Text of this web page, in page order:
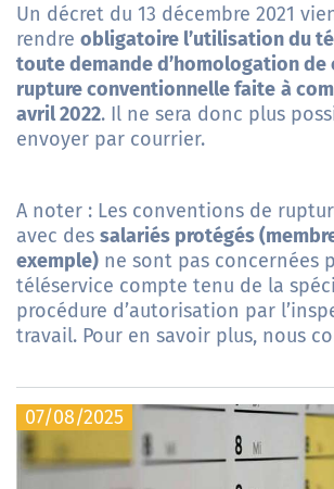
Un décret du 13 décembre 2021
rendre obligatoire l’utilisation du
toute demande d’homologation de
rupture conventionnelle faite à
avril 2022. Il ne sera donc plus
envoyer par courrier.
A noter : Les conventions de
avec des salariés protégés
exemple) ne sont pas concernées
téléservice compte tenu de la
procédure d’autorisation par
travail. Pour en savoir plus, nous
07/08/2025